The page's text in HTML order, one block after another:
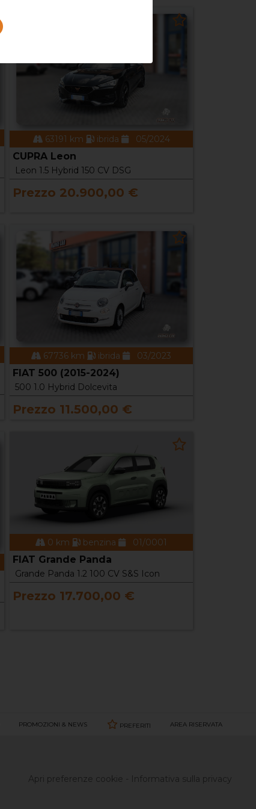
63191 km ibrida 05/2024
CUPRA Leon
Leon 1.5 Hybrid 150 CV DSG
Prezzo 20.900,00 €
67736 km ibrida 03/2023
FIAT 500 (2015-2024)
500 1.0 Hybrid Dolcevita
Prezzo 11.500,00 €
0 km benzina 01/0001
FIAT Grande Panda
Grande Panda 1.2 100 CV S&S Icon
Prezzo 17.700,00 €
PROMOZIONI & NEWS PREFERITI AREA RISERVATA
Apri preferenze cookie - Informativa sulla privacy